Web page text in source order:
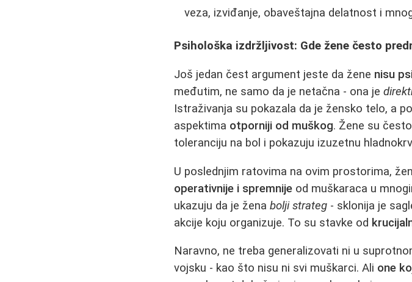
veza, izviđanje, obaveštajna delatnost i
Psihološka izdržljivost: Gde žene često
Još jedan čest argument jeste da žene nisu
međutim, ne samo da je netačna - ona je
Istraživanja su pokazala da je žensko telo, a
aspektima otporniji od muškog. Žene su
toleranciju na bol i pokazuju izuzetnu
U poslednjim ratovima na ovim prostorima,
operativnije i spremnije od muškaraca u
ukazuju da je ženabolji strateg - sklonija je
akcije koju organizuje. To su stavke od
Naravno, ne treba generalizovati ni u
vojsku - kao što nisu ni svi muškarci. Ali one